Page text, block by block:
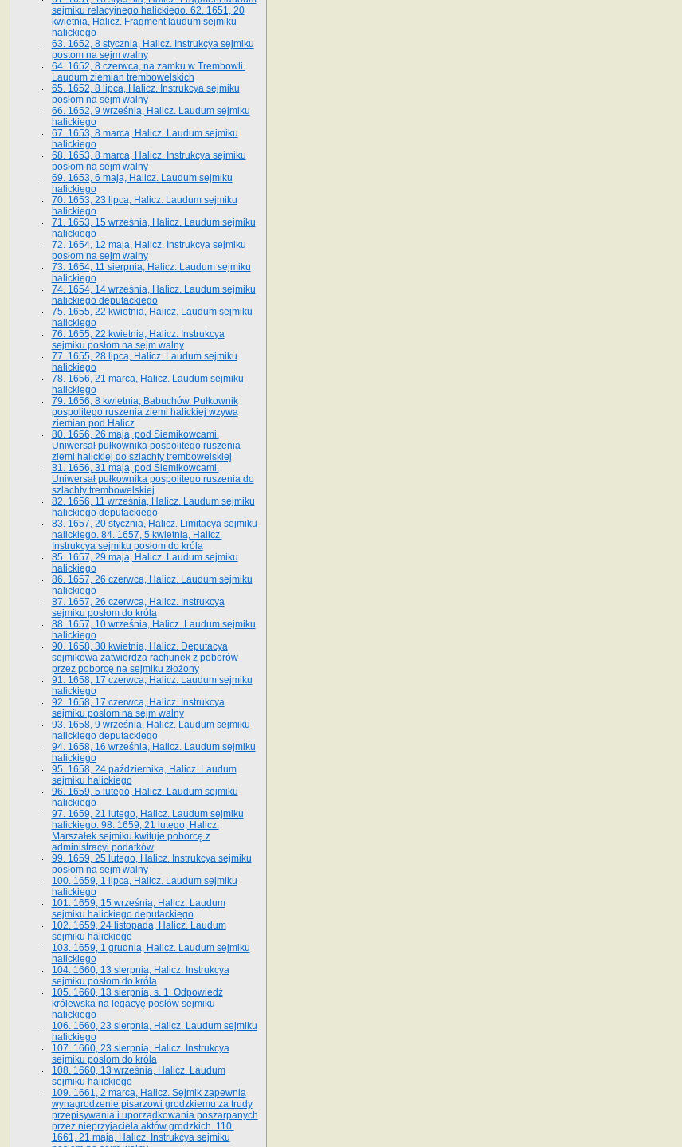
sejmiku relacyjnego halickiego. 62. 1651, 20
kwietnia, Halicz. Fragment laudum sejmiku
halickiego
63. 1652, 8 stycznia, Halicz. Instrukcya sejmiku
postom na sejm walny
64. 1652, 8 czerwca, na zamku w Trembowli.
Laudum ziemian trembowelskich
65. 1652, 8 lipca, Halicz. Instrukcya sejmiku
posłom na sejm walny
66. 1652, 9 września, Halicz. Laudum sejmiku
halickiego
67. 1653, 8 marca, Halicz. Laudum sejmiku
halickiego
68. 1653, 8 marca, Halicz. Instrukcya sejmiku
posłom na sejm walny
69. 1653, 6 maja, Halicz. Laudum sejmiku
halickiego
70. 1653, 23 lipca, Halicz. Laudum sejmiku
halickiego
71. 1653, 15 września, Halicz. Laudum sejmiku
halickiego
72. 1654, 12 maja, Halicz. Instrukcya sejmiku
posłom na sejm walny
73. 1654, 11 sierpnia, Halicz. Laudum sejmiku
halickiego
74. 1654, 14 września, Halicz. Laudum sejmiku
halickiego deputackiego
75. 1655, 22 kwietnia, Halicz. Laudum sejmiku
halickiego
76. 1655, 22 kwietnia, Halicz. Instrukcya
sejmiku posłom na sejm walny
77. 1655, 28 lipca, Halicz. Laudum sejmiku
halickiego
78. 1656, 21 marca, Halicz. Laudum sejmiku
halickiego
79. 1656, 8 kwietnia, Babuchów. Pułkownik
pospolitego ruszenia ziemi halickiej wzywa
ziemian pod Halicz
80. 1656, 26 maja, pod Siemikowcami.
Uniwersał pułkownika pospolitego ruszenia
ziemi halickiej do szlachty trembowelskiej
81. 1656, 31 maja, pod Siemikowcami.
Uniwersał pułkownika pospolitego ruszenia do
szlachty trembowelskiej
82. 1656, 11 września, Halicz. Laudum sejmiku
halickiego deputackiego
83. 1657, 20 stycznia, Halicz. Limitacya sejmiku
halickiego. 84. 1657, 5 kwietnia, Halicz.
Instrukcya sejmiku posłom do króla
85. 1657, 29 maja, Halicz. Laudum sejmiku
halickiego
86. 1657, 26 czerwca, Halicz. Laudum sejmiku
halickiego
87. 1657, 26 czerwca, Halicz. Instrukcya
sejmiku posłom do króla
88. 1657, 10 września, Halicz. Laudum sejmiku
halickiego
90. 1658, 30 kwietnia, Halicz. Deputacya
sejmikowa zatwierdza rachunek z poborów
przez poborcę na sejmiku złożony
91. 1658, 17 czerwca, Halicz. Laudum sejmiku
halickiego
92. 1658, 17 czerwca, Halicz. Instrukcya
sejmiku posłom na sejm walny
93. 1658, 9 września, Halicz. Laudum sejmiku
halickiego deputackiego
94. 1658, 16 września, Halicz. Laudum sejmiku
halickiego
95. 1658, 24 października, Halicz. Laudum
sejmiku halickiego
96. 1659, 5 lutego, Halicz. Laudum sejmiku
halickiego
97. 1659, 21 lutego, Halicz. Laudum sejmiku
halickiego. 98. 1659, 21 lutego, Halicz.
Marszałek sejmiku kwituje poborcę z
administracyi podatków
99. 1659, 25 lutego, Halicz. Instrukcya sejmiku
posłom na sejm walny
100. 1659, 1 lipca, Halicz. Laudum sejmiku
halickiego
101. 1659, 15 września, Halicz. Laudum
sejmiku halickiego deputackiego
102. 1659, 24 listopada, Halicz. Laudum
sejmiku halickiego
103. 1659, 1 grudnia, Halicz. Laudum sejmiku
halickiego
104. 1660, 13 sierpnia, Halicz. Instrukcya
sejmiku posłom do króla
105. 1660, 13 sierpnia, s. 1. Odpowiedź
królewska na legacyę posłów sejmiku
halickiego
106. 1660, 23 sierpnia, Halicz. Laudum sejmiku
halickiego
107. 1660, 23 sierpnia, Halicz. Instrukcya
sejmiku posłom do króla
108. 1660, 13 września, Halicz. Laudum
sejmiku halickiego
109. 1661, 2 marca, Halicz. Sejmik zapewnia
wynagrodzenie pisarzowi grodzkiemu za trudy
przepisywania i uporządkowania poszarpanych
przez nieprzyjaciela aktów grodzkich. 110.
1661, 21 maja, Halicz. Instrukcya sejmiku